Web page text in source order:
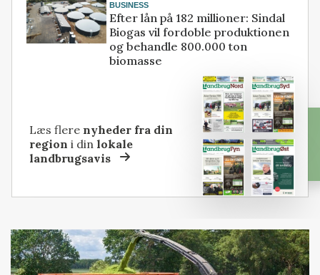
BUSINESS
Efter lån på 182 millioner: Sindal
Biogas vil fordoble produktionen
og behandle 800.000 ton
biomasse
Læs flere nyheder fra din
region i dinlokale
landbrugsavis